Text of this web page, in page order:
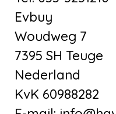
Evbuy
Woudweg 7
7395 SH Teuge
Nederland
KvK 60988282